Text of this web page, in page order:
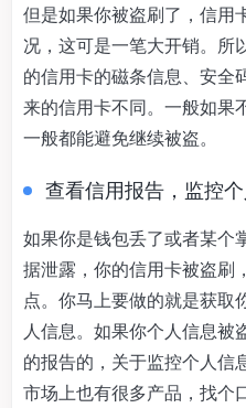
但是如果你被盗刷了，信用
况，这可是一笔大开销。所
的信用卡的磁条信息、安全
来的信用卡不同。一般如果
一般都能避免继续被盗。
查看信用报告，监控
如果你是钱包丢了或者某个
据泄露，你的信用卡被盗刷
点。你马上要做的就是获取
人信息。如果你个人信息被
的报告的，关于监控个人
市场上也有很多产品，找个